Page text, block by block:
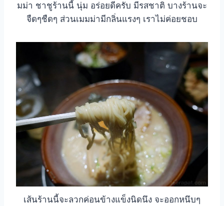
มม่า ชาชูร้านนี้ นุ่ม อร่อยดีครับ มีรสชาติ บางร้านจะ
จืดๆชืดๆ ส่วนเมมม่ามีกลิ่นแรงๆ เราไม่ค่อยชอบ
เส้นร้านนี้จะลวกค่อนข้างแข็งนิดนึง จะออกหนึบๆ